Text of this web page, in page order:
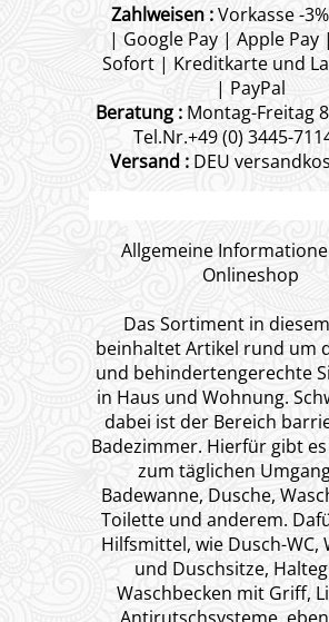
Zahlweisen :Vorkasse -
| Google Pay | Apple Pay
Sofort | Kreditkarte und
| PayPal
Beratung :Montag-Freitag
Tel.Nr.+49 (0) 3445-
Versand :DEU
Allgemeine
Onlineshop
Das Sortiment in
beinhaltet Artikel rund um
und behindertengerechte
in Haus und Wohnung.
dabei ist der Bereich
Badezimmer. Hierfür gibt
zum täglichen
Badewanne, Dusche,
Toilette und anderem.
Hilfsmittel, wie Dusch-WC,
und Duschsitze,
Waschbecken mit Griff,